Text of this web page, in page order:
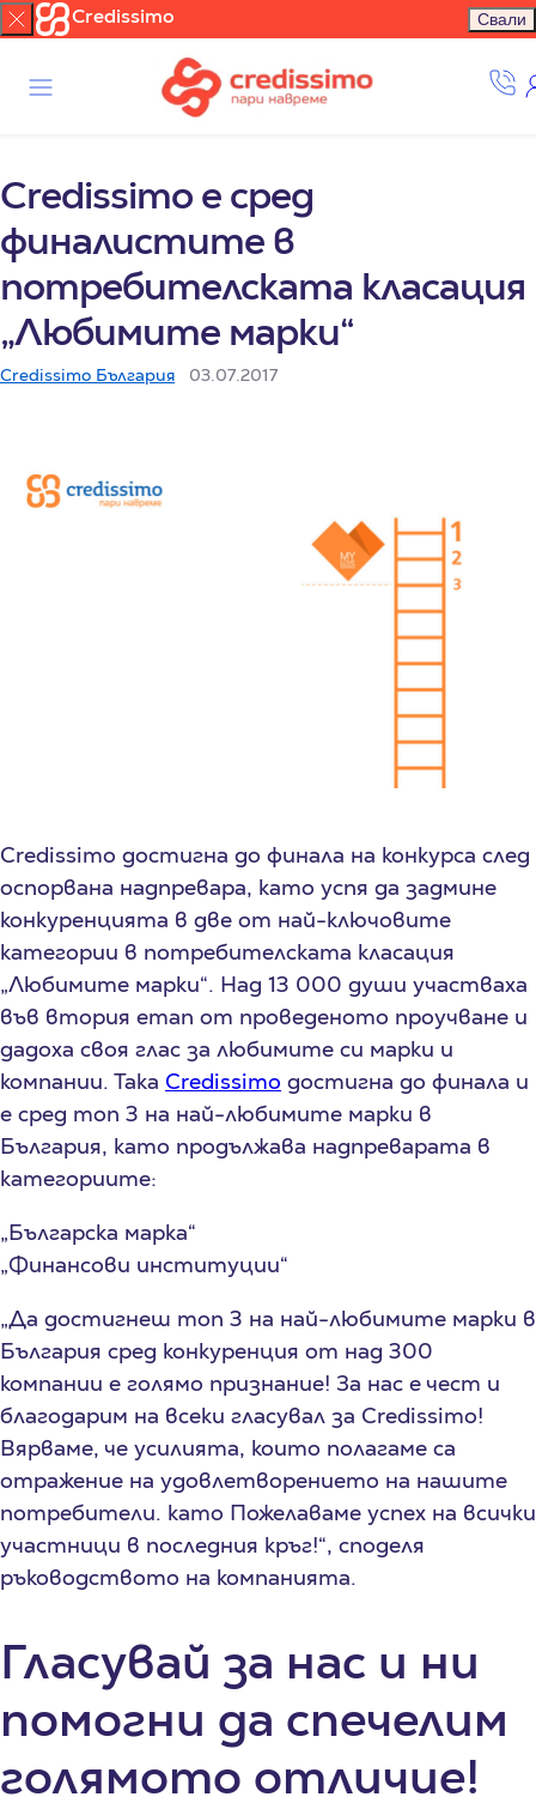
Credissimo Свали
Credissimo е сред
финалистите в
потребителската класация
„Любимите марки“
Credissimo България 03.07.2017
Credissimo достигна до финала на конкурса след
оспорвана надпревара, като успя да задмине
конкуренцията в две от най-ключовите
категории в потребителската класация
„Любимите марки“. Над 13 000 души участваха
във втория етап от проведеното проучване и
дадоха своя глас за любимите си марки и
компании. Така Credissimo достигна до финала и
е сред топ 3 на най-любимите марки в
България, като продължава надпреварата в
категориите:
„Българска марка“
„Финансови институции“
„Да достигнеш топ 3 на най-любимите марки в
България сред конкуренция от над 300
компании е голямо признание! За нас е чест и
благодарим на всеки гласувал за Credissimo!
Вярваме, че усилията, които полагаме са
отражение на удовлетворението на нашите
потребители. като Пожелаваме успех на всички
участници в последния кръг!“, споделя
ръководството на компанията.
Гласувай за нас и ни
помогни да спечелим
голямото отличие!